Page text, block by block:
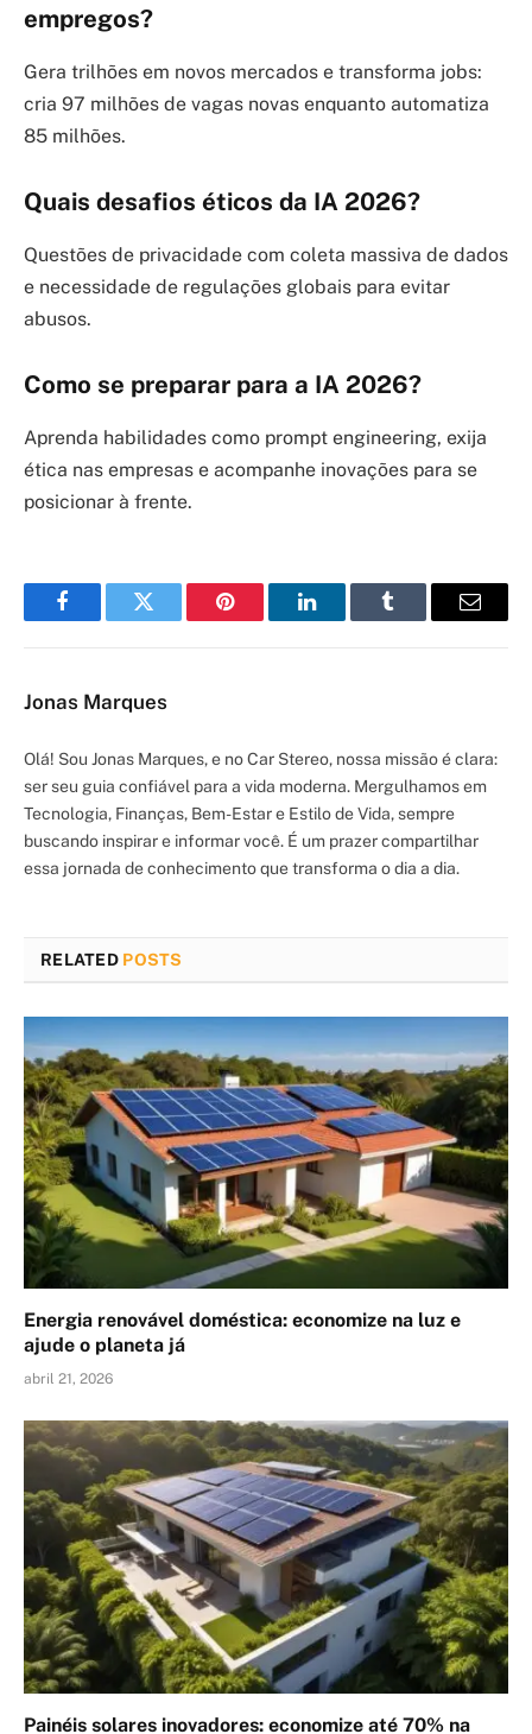
empregos?
Gera trilhões em novos mercados e transforma jobs:
cria 97 milhões de vagas novas enquanto automatiza
85 milhões.
Quais desafios éticos da IA 2026?
Questões de privacidade com coleta massiva de dados
e necessidade de regulações globais para evitar
abusos.
Como se preparar para a IA 2026?
Aprenda habilidades como prompt engineering, exija
ética nas empresas e acompanhe inovações para se
posicionar à frente.
FacebookTwitter Pinterest LinkedInTumblr Email
Jonas Marques
Olá! Sou Jonas Marques, e no Car Stereo, nossa missão é clara:
ser seu guia confiável para a vida moderna. Mergulhamos em
Tecnologia, Finanças, Bem-Estar e Estilo de Vida, sempre
buscando inspirar e informar você. É um prazer compartilhar
essa jornada de conhecimento que transforma o dia a dia.
RELATED POSTS
Energia renovável doméstica: economize na luz e
ajude o planeta já
abril 21, 2026
Painéis solares inovadores: economize até 70% na